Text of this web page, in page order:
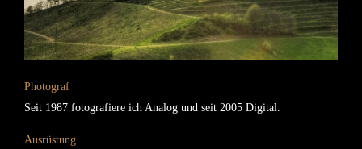
Photograf
Seit 1987 fotografiere ich Analog und seit 2005 Digital.
Ausrüstung